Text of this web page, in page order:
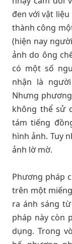
đen với vật
thành công
(hiện nay
ảnh do ông
có một số
nhận là
Nhưng
không thể sử
tám tiếng
hình ảnh. Tuy
ảnh lờ mờ.
Phương pháp
trên một
ra ánh sáng
pháp này còn
dụng. Trong